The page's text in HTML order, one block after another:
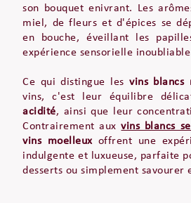
son bouquet enivrant. Les
miel, de fleurs et d'épices se
en bouche, éveillant les
expérience sensorielle
Ce qui distingue les vins blancs
vins, c'est leur équilibre
acidité, ainsi que leur
Contrairement auxvins blancs
vins moelleuxoffrent une
indulgente et luxueuse, parfaite
desserts ou simplement savourer